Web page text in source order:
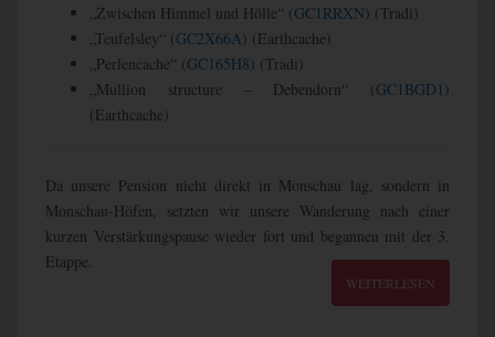
„Zwischen Himmel und Hölle“ ( GC1RRXN) (Tradi)
„Teufelsley“ ( GC2X66A) (Earthcache)
„Perlencache“ ( GC165H8) (Tradi)
„Mullion structure – Debendorn“ ( GC1BGD1 )
(Earthcache)
Da unsere Pension nicht direkt in Monschau lag, sondern in
Monschau-Höfen, setzten wir unsere Wanderung nach einer
kurzen Verstärkungspause wieder fort und begannen mit der 3.
Etappe.
WEITERLESEN